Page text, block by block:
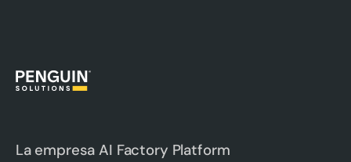
La empresa AI Factory Platform